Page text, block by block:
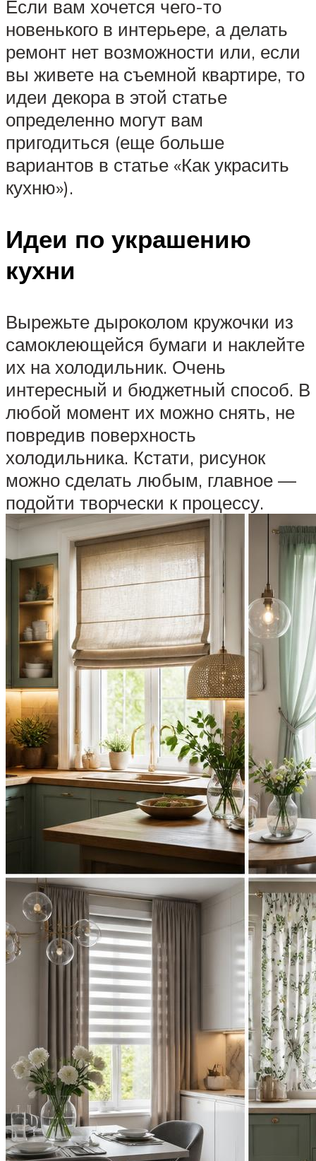
Если вам хочется чего-то
новенького в интерьере, а делать
ремонт нет возможности или, если
вы живете на съемной квартире, то
идеи декора в этой статье
определенно могут вам
пригодиться (еще больше
вариантов в статье «Как украсить
кухню»).
Идеи по украшению
кухни
Вырежьте дыроколом кружочки из
самоклеющейся бумаги и наклейте
их на холодильник. Очень
интересный и бюджетный способ. В
любой момент их можно снять, не
повредив поверхность
холодильника. Кстати, рисунок
можно сделать любым, главное —
подойти творчески к процессу.